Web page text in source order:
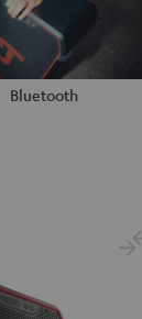
Bluetooth